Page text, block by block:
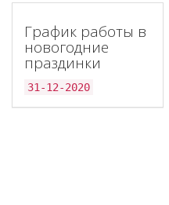
График работы в
новогодние
праздинки
31-12-2020